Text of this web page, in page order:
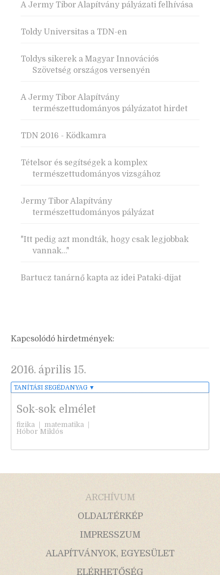
A Jermy Tibor Alapítvány pályázati felhívása
Toldy Universitas a TDN-en
Toldys sikerek a Magyar Innovációs
Szövetség országos versenyén
A Jermy Tibor Alapítvány
természettudományos pályázatot hirdet
TDN 2016 - Ködkamra
Tételsor és segítségek a komplex
természettudományos vizsgához
Jermy Tibor Alapítvány
természettudományos pályázat
"Itt pedig azt mondták, hogy csak legjobbak
vannak..."
Bartucz tanárnő kapta az idei Pataki-díjat
Kapcsolódó hirdetmények:
2016. április 15.
TANÍTÁSI SEGÉDANYAG ▼
Sok-sok elmélet
fizika matematika
Hóbor Miklós
ARCHÍVUM
OLDALTÉRKÉP
IMPRESSZUM
ALAPÍTVÁNYOK, EGYESÜLET
ELÉRHETŐSÉG